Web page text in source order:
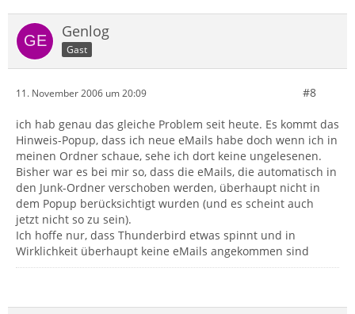
Genlog
Gast
11. November 2006 um 20:09 #8
ich hab genau das gleiche Problem seit heute. Es kommt das
Hinweis-Popup, dass ich neue eMails habe doch wenn ich in
meinen Ordner schaue, sehe ich dort keine ungelesenen.
Bisher war es bei mir so, dass die eMails, die automatisch in
den Junk-Ordner verschoben werden, überhaupt nicht in
dem Popup berücksichtigt wurden (und es scheint auch
jetzt nicht so zu sein).
Ich hoffe nur, dass Thunderbird etwas spinnt und in
Wirklichkeit überhaupt keine eMails angekommen sind